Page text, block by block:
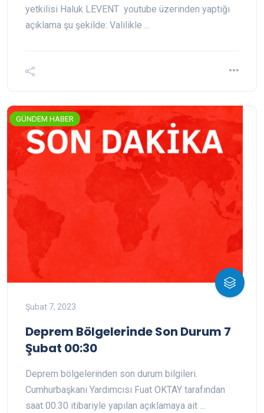
yetkilisi Haluk LEVENT youtube üzerinden yaptığı
açıklama şu şekilde: Valilikle ...
GÜNDEM HABER
Şubat 7, 2023
Deprem Bölgelerinde Son Durum 7
Şubat 00:30
Deprem bölgelerinden son durum bilgileri.
Cumhurbaşkanı Yardımcısı Fuat OKTAY tarafından
saat 00.30 itibariyle yapılan açıklamaya ait ...